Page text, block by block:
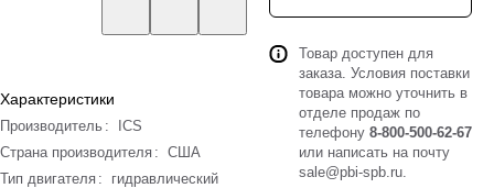
Характеристики
Производитель :
ICS
Страна производителя : США
Тип двигателя :
гидравлический
Товар доступен для
заказа. Условия поставки
товара можно уточнить в
отделе продаж по
телефону 8-800-500-62-67
или написать на почту
sale@pbi-spb.ru.